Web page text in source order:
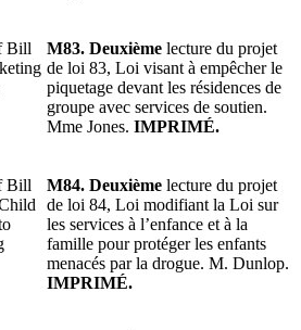
Bill
M83. Deuxième lecture du projet
de loi 83, Loi visant à empêcher le
piquetage devant les résidences de
groupe avec services de soutien.
Mme Jones. IMPRIMÉ.
Bill
M84. Deuxième lecture du projet
de loi 84, Loi modifiant la Loi sur
les services à l’enfance et à la
famille pour protéger les enfants
menacés par la drogue. M. Dunlop.
IMPRIMÉ.